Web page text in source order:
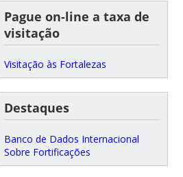
Pague on-line a taxa de
visitação
Visitação às Fortalezas
Destaques
Banco de Dados Internacional
Sobre Fortificações